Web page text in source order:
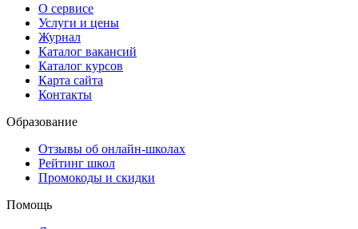
О сервисе
Услуги и цены
Журнал
Каталог вакансий
Каталог курсов
Карта сайта
Контакты
Образование
Отзывы об онлайн-школах
Рейтинг школ
Промокоды и скидки
Помощь